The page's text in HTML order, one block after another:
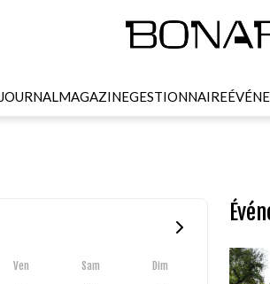
JOURNALMAGAZINEGESTIONNAIRE
Ven Sam Dim